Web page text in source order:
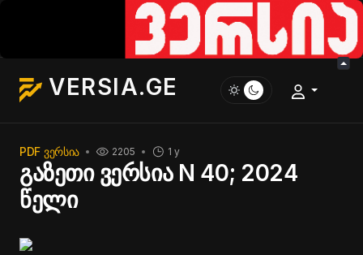
VERSIA.GE
PDF ᲕᲔᲠᲡᲘᲐ 1 y
2205
გაზეთი ვერსია N 40; 2024
წელი